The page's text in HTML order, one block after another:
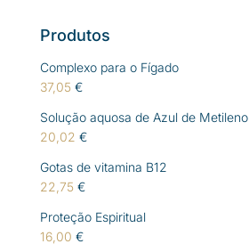
Produtos
Complexo para o Fígado
37,05 €
Solução aquosa de Azul de Metileno
20,02 €
Gotas de vitamina B12
22,75 €
Proteção Espiritual
16,00 €